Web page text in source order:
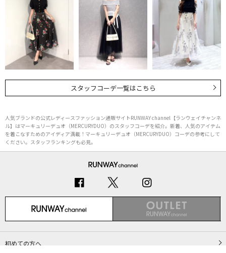
スタッフコーデ一覧はこちら
人気ブランドの公式レディースファッション通販サイトRUNWAY channel【ランウェイチャンネ
ル】はマーキュリーデュオ（MERCURYDUO）のスタッフコーデを紹介。新着、人気のアイテム
を着こなすためのアイディア満載！マーキュリーデュオ（MERCURYDUO）コーデの参考にして
ください。スタッフランキングも必見。
初めての方へ